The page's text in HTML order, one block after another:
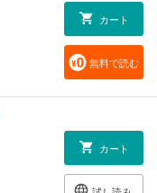
カート
無料で読む
カート